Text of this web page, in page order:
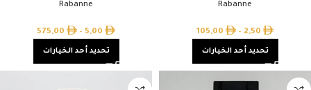
Rabanne
2,50
–
105,00
تحديد أحد الخيارات
Rabanne
5,00
–
575,00
تحديد أحد الخيارات